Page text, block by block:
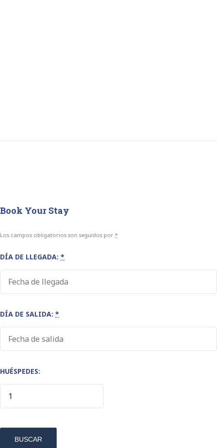
Book Your Stay
Los campos obligatorios son seguidos por *
DÍA DE LLEGADA: *
DÍA DE SALIDA: *
HUÉSPEDES: